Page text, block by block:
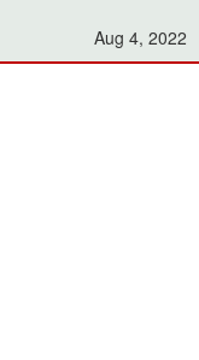
Aug 4, 2022